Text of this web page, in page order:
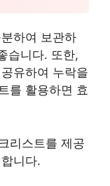
하여 보관하
습니다. 또한,
유하여 누락을
를 활용하면 효
리스트를 제공
니다.